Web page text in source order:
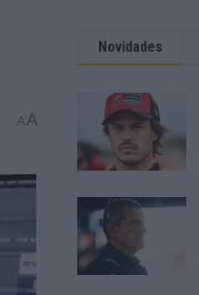
AA
Novidades